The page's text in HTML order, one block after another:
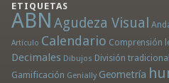
ETIQUETAS
ABN Agudeza Visual
Artículo Calendario Comprensión
Decimales Dibujos División tradicional
Gamificación Genially Geometría